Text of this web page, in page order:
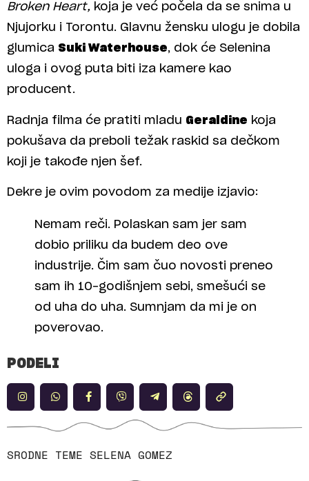
Broken Heart, koja je već počela da se snima u
Njujorku i Torontu. Glavnu žensku ulogu je dobila
glumica Suki Waterhouse, dok će Selenina
uloga i ovog puta biti iza kamere kao
producent.
Radnja filma će pratiti mladu Geraldine koja
pokušava da preboli težak raskid sa dečkom
koji je takođe njen šef.
Dekre je ovim povodom za medije izjavio:
Nemam reči. Polaskan sam jer sam
dobio priliku da budem deo ove
industrije. Čim sam čuo novosti preneo
sam ih 10-godišnjem sebi, smešući se
od uha do uha. Sumnjam da mi je on
poverovao.
PODELI
SRODNE TEME SELENA GOMEZ